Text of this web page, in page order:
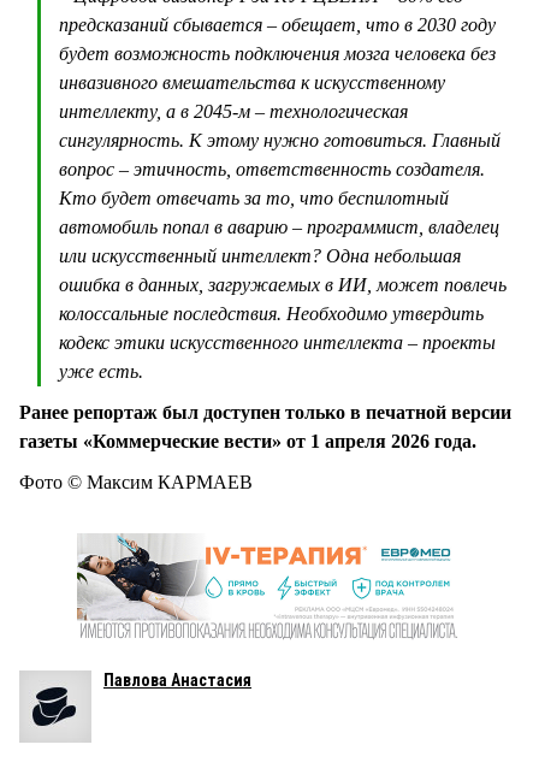
предсказаний сбывается – обещает, что в 2030 году
будет возможность подключения мозга человека без
инвазивного вмешательства к искусственному
интеллекту, а в 2045-м – технологическая
сингулярность. К этому нужно готовиться. Главный
вопрос – этичность, ответственность создателя.
Кто будет отвечать за то, что беспилотный
автомобиль попал в аварию – программист, владелец
или искусственный интеллект? Одна небольшая
ошибка в данных, загружаемых в ИИ, может повлечь
колоссальные последствия. Необходимо утвердить
кодекс этики искусственного интеллекта – проекты
уже есть.
Ранее репортаж был доступен только в печатной версии
газеты «Коммерческие вести» от 1 апреля 2026 года.
Фото © Максим КАРМАЕВ
Павлова Анастасия